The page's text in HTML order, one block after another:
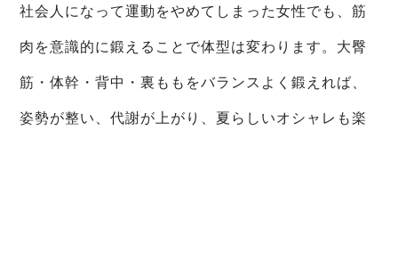
社会人になって運動をやめてしまった女性でも、筋
肉を意識的に鍛えることで体型は変わります。大臀
筋・体幹・背中・裏ももをバランスよく鍛えれば、
姿勢が整い、代謝が上がり、夏らしいオシャレも楽